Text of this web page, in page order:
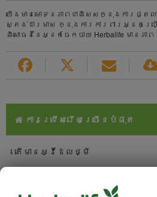
យើងមានមោទនភាពជាពិសេសក្នុងការផ្ត
ស្តង់ដារមាស ក្នុងការការពារអ្នកប្រ
ពិសោធន៍នៃអ្នកចែកចាយ Herbalife មានភា
ការជ្រើសរើសច្រើនបំផុត
តើមានអ្វីដែលថ្មី
ការជ្រើសរើសច្រើនបំផុត